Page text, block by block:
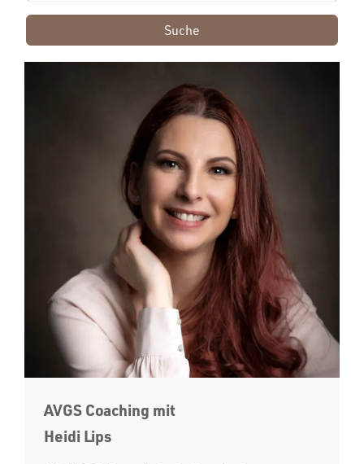
Suche
AVGS Coaching mit
Heidi Lips